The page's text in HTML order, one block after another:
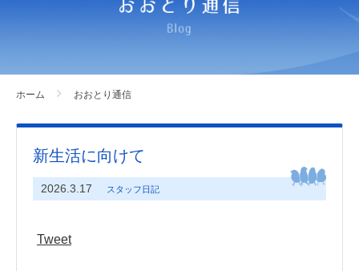
ホーム おおとり通信
新生活に向けて
2026.3.17 スタッフ日記
Tweet